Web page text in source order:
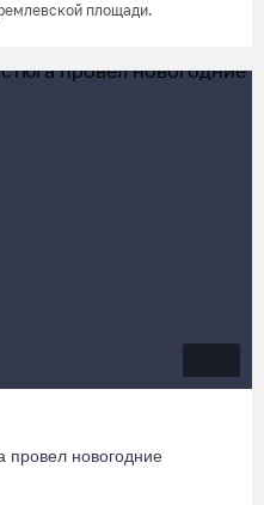
площади.
провел новогодние